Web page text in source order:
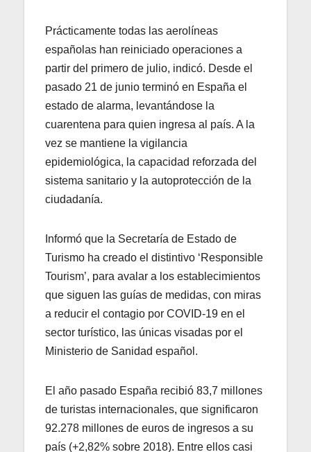
Prácticamente todas las aerolíneas
españolas han reiniciado operaciones a
partir del primero de julio, indicó. Desde el
pasado 21 de junio terminó en España el
estado de alarma, levantándose la
cuarentena para quien ingresa al país. A la
vez se mantiene la vigilancia
epidemiológica, la capacidad reforzada del
sistema sanitario y la autoprotección de la
ciudadanía.
Informó que la Secretaría de Estado de
Turismo ha creado el distintivo ‘Responsible
Tourism’, para avalar a los establecimientos
que siguen las guías de medidas, con miras
a reducir el contagio por COVID-19 en el
sector turístico, las únicas visadas por el
Ministerio de Sanidad español.
El año pasado España recibió 83,7 millones
de turistas internacionales, que significaron
92.278 millones de euros de ingresos a su
país (+2,82% sobre 2018). Entre ellos casi